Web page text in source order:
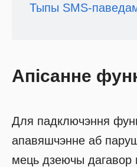
Тыпы SMS-
Апiсанне
Для падключэння
апавяшчэнне аб
мець дзеючы дагавор